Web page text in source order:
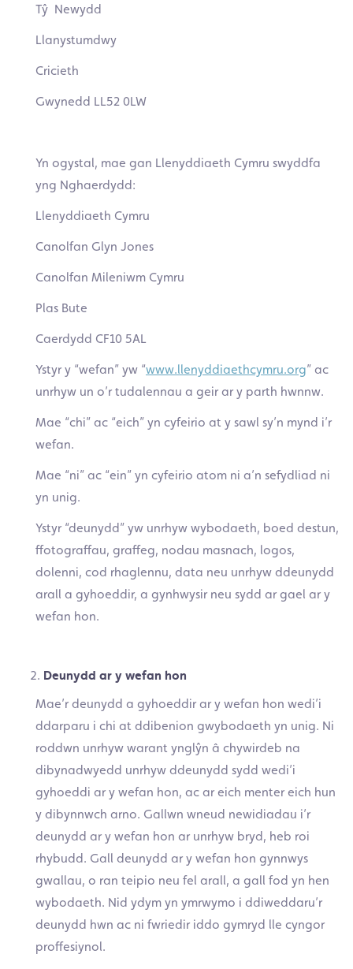
Tŷ Newydd
Llanystumdwy
Cricieth
Gwynedd LL52 0LW
Yn ogystal, mae gan Llenyddiaeth Cymru swyddfa
yng Nghaerdydd:
Llenyddiaeth Cymru
Canolfan Glyn Jones
Canolfan Mileniwm Cymru
Plas Bute
Caerdydd CF10 5AL
Ystyr y “wefan” yw “www.llenyddiaethcymru.org” ac
unrhyw un o’r tudalennau a geir ar y parth hwnnw.
Mae “chi” ac “eich” yn cyfeirio at y sawl sy’n mynd i’r
wefan.
Mae “ni” ac “ein” yn cyfeirio atom ni a’n sefydliad ni
yn unig.
Ystyr “deunydd” yw unrhyw wybodaeth, boed destun,
ffotograffau, graffeg, nodau masnach, logos,
dolenni, cod rhaglennu, data neu unrhyw ddeunydd
arall a gyhoeddir, a gynhwysir neu sydd ar gael ar y
wefan hon.
Deunydd ar y wefan hon
Mae’r deunydd a gyhoeddir ar y wefan hon wedi’i
ddarparu i chi at ddibenion gwybodaeth yn unig. Ni
roddwn unrhyw warant ynglŷn â chywirdeb na
dibynadwyedd unrhyw ddeunydd sydd wedi’i
gyhoeddi ar y wefan hon, ac ar eich menter eich hun
y dibynnwch arno. Gallwn wneud newidiadau i’r
deunydd ar y wefan hon ar unrhyw bryd, heb roi
rhybudd. Gall deunydd ar y wefan hon gynnwys
gwallau, o ran teipio neu fel arall, a gall fod yn hen
wybodaeth. Nid ydym yn ymrwymo i ddiweddaru’r
deunydd hwn ac ni fwriedir iddo gymryd lle cyngor
proffesiynol.